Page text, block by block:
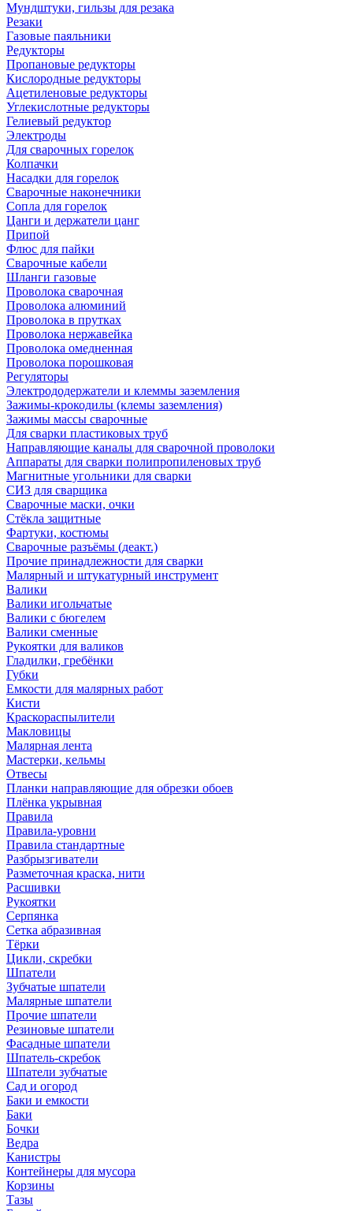
Мундштуки, гильзы для резака
Резаки
Газовые паяльники
Редукторы
Пропановые редукторы
Кислородные редукторы
Ацетиленовые редукторы
Углекислотные редукторы
Гелиевый редуктор
Электроды
Для сварочных горелок
Колпачки
Насадки для горелок
Сварочные наконечники
Сопла для горелок
Цанги и держатели цанг
Припой
Флюс для пайки
Сварочные кабели
Шланги газовые
Проволока сварочная
Проволока алюминий
Проволока в прутках
Проволока нержавейка
Проволока омедненная
Проволока порошковая
Регуляторы
Электрододержатели и клеммы заземления
Зажимы-крокодилы (клемы заземления)
Зажимы массы сварочные
Для сварки пластиковых труб
Направляющие каналы для сварочной проволоки
Аппараты для сварки полипропиленовых труб
Магнитные угольники для сварки
СИЗ для сварщика
Сварочные маски, очки
Стёкла защитные
Фартуки, костюмы
Сварочные разъёмы (деакт.)
Прочие принадлежности для сварки
Малярный и штукатурный инструмент
Валики
Валики игольчатые
Валики с бюгелем
Валики сменные
Рукоятки для валиков
Гладилки, гребёнки
Губки
Емкости для малярных работ
Кисти
Краскораспылители
Макловицы
Малярная лента
Мастерки, кельмы
Отвесы
Планки направляющие для обрезки обоев
Плёнка укрывная
Правила
Правила-уровни
Правила стандартные
Разбрызгиватели
Разметочная краска, нити
Расшивки
Рукоятки
Серпянка
Сетка абразивная
Тёрки
Цикли, скребки
Шпатели
Зубчатые шпатели
Малярные шпатели
Прочие шпатели
Резиновые шпатели
Фасадные шпатели
Шпатель-скребок
Шпатели зубчатые
Сад и огород
Баки и емкости
Баки
Бочки
Ведра
Канистры
Контейнеры для мусора
Корзины
Тазы